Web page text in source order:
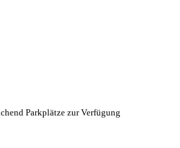
Parkplätze zur Verfügung